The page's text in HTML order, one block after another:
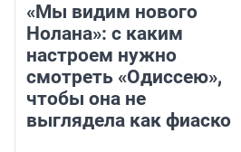
«Мы видим нового
Нолана»: с каким
настроем нужно
смотреть «Одиссею»,
чтобы она не
выглядела как фиаско